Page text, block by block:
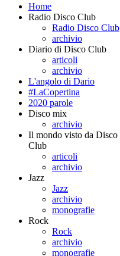
Home
Radio Disco Club
Radio Disco Club
archivio
Diario di Disco Club
articoli
archivio
L'angolo di Dario
#LaCopertina
2020 parole
Disco mix
archivio
Il mondo visto da Disco
Club
articoli
archivio
Jazz
Jazz
archivio
monografie
Rock
Rock
archivio
monografie